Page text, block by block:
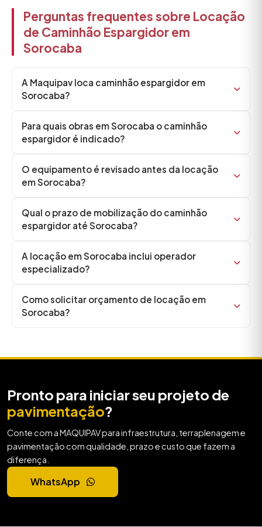
Perguntas frequentes sobre Locação
de Caminhão Espargidor em
Sorocaba
A Maquipav loca caminhão espargidor em
Sorocaba?
Para quais obras em Sorocaba o caminhão
espargidor é indicado?
O equipamento é revisado antes da locação
em Sorocaba?
Qual o prazo de mobilização do caminhão
espargidor até Sorocaba?
A locação em Sorocaba inclui operador
especializado?
Como solicitar orçamento de locação em
Sorocaba?
Pronto para iniciar seu projeto de
pavimentação?
Conte com a MAQUIPAV para infraestrutura, terraplenagem e
pavimentação com qualidade, prazo e custo que fazem a
diferença.
WhatsApp